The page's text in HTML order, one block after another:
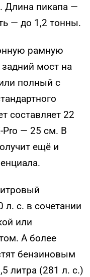
Длина пикапа —
— до 1,2 тонны.
рамную
мост на
полный с
составляет 22
Pro — 25 см. В
ещё и
с. в сочетании
или
А более
бензиновым
литра (281 л. с.)